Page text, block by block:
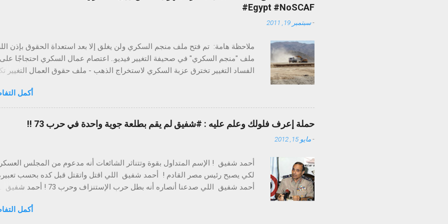
#Egypt #NoSCAF
-سبتمبر 19, 2011
ملاحظة هامة: تم فتح ملف منجم السكري ولن يغلق إلا بعد استعداة الحقوق بإذن
ملف "منجم السكري" في صحيفة التغيير فيديو.. اعتصام عمال السكري احتجاجًا على
الفساد التغيير تخترق عزبة السكري لاستخراج الذهب - ملف حقوق العمال التغيير
هو جبل السكري ؟ جبل السكري هو جبل يقع علي بعد حوالي 15 كيلو متر جنوب
مدينة مرسي علم بالصحراء الشرقية بجمهورية مصر العربية. ويحتوي على منجم
وإستؤنف في عام 2008. ويقدر إحتياطي الذهب الموجود فيه إلى 10
2008. الإستخراج اليومي اكثرمن 100طن صخر، ونسبة تواجد الذهب 21جرام
بينما المعلن هو 2جرام فقط ، الاحتياطي بجبل السكري حوا...
أكمل
حملة إعرف فلولك وعلم عليه : #شفيق لم يقم بطلعة جوية واحدة في حرب 73 !!
-مايو 15, 2012
أحمد شفيق ! الإسم المتداول بقوة وتتناثر الشائعات أنه مدعوم من المجلس
لكي يصبح رئيس مصر القادم ! أحمد شفيق اللي اقتل واتقتل قبل كده بحسب
أحمد شفيق اللي صدعنا أنصاره أنه بطل حرب الإستنزاف وحرب 73 !
أحمد شفيق أثناء حرب 73 كان قائد لسرب 45 وأثناء اندلاع الحرب ادعى
أكمل